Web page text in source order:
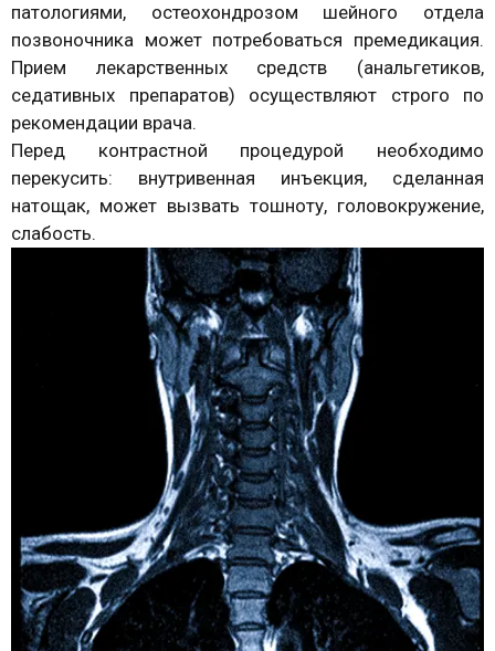
патологиями, остеохондрозом шейного отдела
позвоночника может потребоваться премедикация.
Прием лекарственных средств (анальгетиков,
седативных препаратов) осуществляют строго по
рекомендации врача.
Перед контрастной процедурой необходимо
перекусить: внутривенная инъекция, сделанная
натощак, может вызвать тошноту, головокружение,
слабость.